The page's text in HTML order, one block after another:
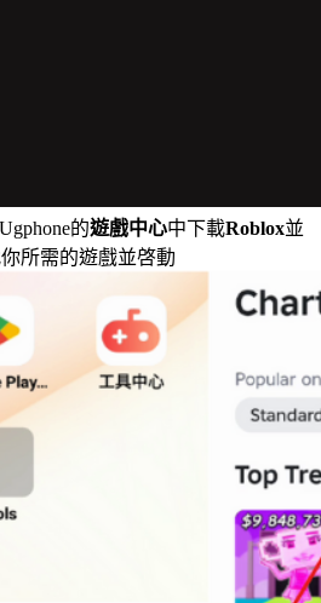
的遊戲中心中下載Roblox並
所需的遊戲並啓動